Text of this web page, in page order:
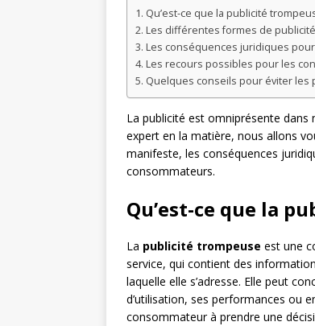
Qu’est-ce que la publicité
Les différentes formes de
Les conséquences juridiques
Les recours possibles pour les
Quelques conseils pour éviter les
La publicité est omniprésente
expert en la matière, nous allons
manifeste, les conséquences
consommateurs.
Qu’est-ce que la
La publicité trompeuse est une
service, qui contient des
laquelle elle s’adresse. Elle peut
d’utilisation, ses performances ou
consommateur à prendre une